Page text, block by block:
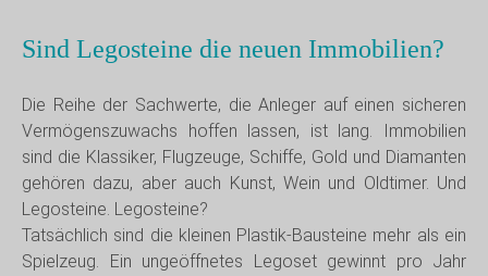
Sind Legosteine die neuen Immobilien?
Die Reihe der Sachwerte, die Anleger auf einen sicheren
Vermögenszuwachs hoffen lassen, ist lang. Immobilien
sind die Klassiker, Flugzeuge, Schiffe, Gold und Diamanten
gehören dazu, aber auch Kunst, Wein und Oldtimer. Und
Legosteine. Legosteine?
Tatsächlich sind die kleinen Plastik-Bausteine mehr als ein
Spielzeug. Ein ungeöffnetes Legoset gewinnt pro Jahr